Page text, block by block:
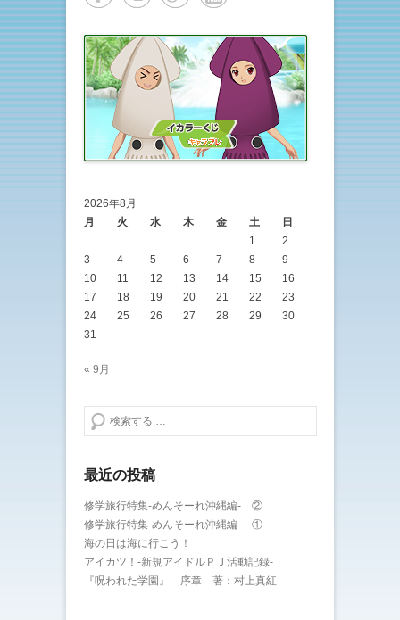
2026年8月
月
火 水 木 金 土
日
1
2
3
4 5 6 7 8
9
10
11 12 13 14 15
16
17
18 19 20 21 22
23
24
25 26 27 28 29
30
31
« 9月
検索する
最近の投稿
修学旅行特集-めんそーれ沖縄編- ②
修学旅行特集-めんそーれ沖縄編- ①
海の日は海に行こう！
アイカツ！-新規アイドルＰＪ活動記録-
『呪われた学園』 序章 著：村上真紅